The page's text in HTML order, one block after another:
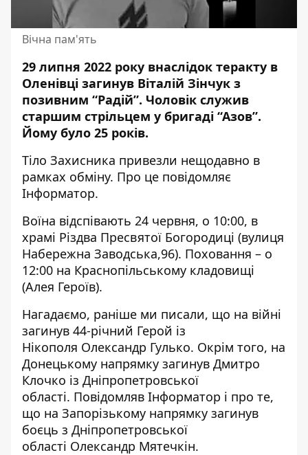
Вічна пам'ять
29 липня 2022 року внаслідок теракту в
Оленівці загинув Віталій Зінчук з
позивним “Радій”. Чоловік служив
старшим стрільцем у бригаді “Азов”.
Йому було 25 років.
Тіло Захисника привезли нещодавно в
рамках обміну. Про це повідомляє
Інформатор.
Воїна відспівають 24 червня, о 10:00, в
храмі Різдва Пресвятої Богородиці (вулиця
Набережна Заводська,96). Поховання – о
12:00 на Краснопільському кладовищі
(Алея Героїв).
Нагадаємо, раніше ми писали, що на війні
загинув 44-річний Герой із
Нікополя Олександр Гулько. Окрім того, на
Донецькому напрямку загинув Дмитро
Клочко із Дніпропетровської
області. Повідомляв Інформатор і про те,
що на Запорізькому напрямку загинув
боєць з Дніпропетровської
області Олександр Мятечкін.